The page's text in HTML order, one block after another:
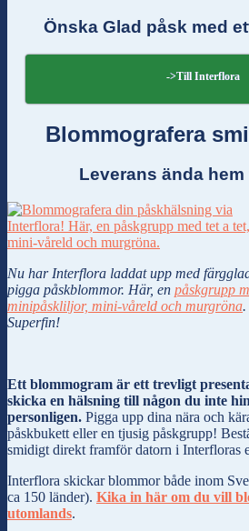
Önska Glad påsk med
->Till Interflora
Blommografera
Leverans ända
Nu har Interflora laddat upp med
pigga påskblommor. Här, en påskgrupp
minipåskliljor, mini-våreld och murgröna.
Superfin!
Ett blommogram är ett trevligt
skicka en hälsning till någon du inte
personligen. Pigga upp dina nära och
påskbukett eller en tjusig påskgrupp!
smidigt direkt framför datorn i Interfloras
Interflora skickar blommor både inom
ca 150 länder). Kika in här om du vill
utomlands.